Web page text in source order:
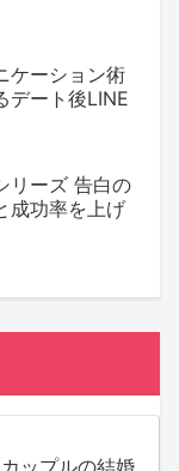
ケーション術
デート後LINE
リーズ 告白の
成功率を上げ